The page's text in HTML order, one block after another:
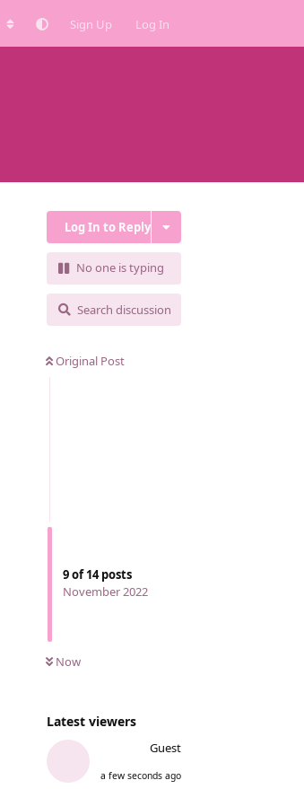
Sign Up Log In
Log In to Reply
No one is typing
Search discussion
Original Post
9of14posts
November 2022
Now
Latest viewers
Guest
a few seconds ago